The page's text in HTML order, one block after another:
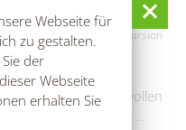
Webseite für
zu gestalten.
der
Webseite
erhalten Sie
Bootshaus Rehnus
Exkursion
Wasserreichtum
dieses geheimnisvollen
möchte, kann auf …